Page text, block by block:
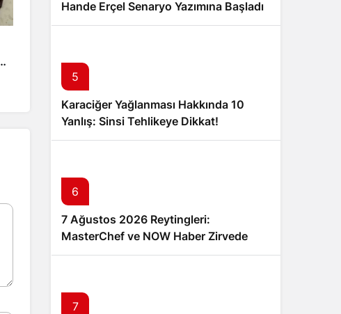
Hande Erçel Senaryo Yazımına Başladı
5
Karaciğer Yağlanması Hakkında 10
Yanlış: Sinsi Tehlikeye Dikkat!
6
7 Ağustos 2026 Reytingleri:
MasterChef ve NOW Haber Zirvede
7